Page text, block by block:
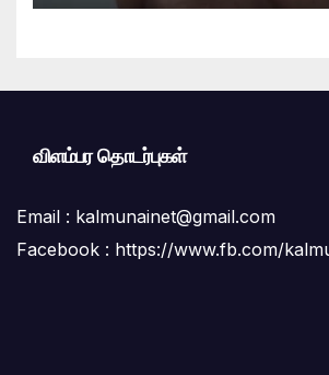
விளம்பர தொடர்புகள்
Email : kalmunainet@gmail.com
Facebook : https://www.fb.com/